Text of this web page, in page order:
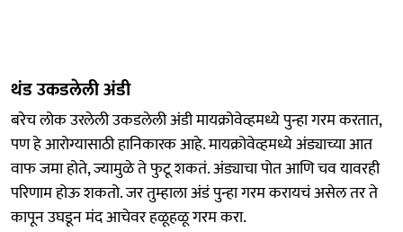
थंड उकडलेली अंडी
बरेच लोक उरलेली उकडलेली अंडी मायक्रोवेव्हमध्ये पुन्हा गरम करतात,
पण हे आरोग्यासाठी हानिकारक आहे. मायक्रोवेव्हमध्ये अंड्याच्या आत
वाफ जमा होते, ज्यामुळे ते फुटू शकतं. अंड्याचा पोत आणि चव यावरही
परिणाम होऊ शकतो. जर तुम्हाला अंडं पुन्हा गरम करायचं असेल तर ते
कापून उघडून मंद आचेवर हळूहळू गरम करा.